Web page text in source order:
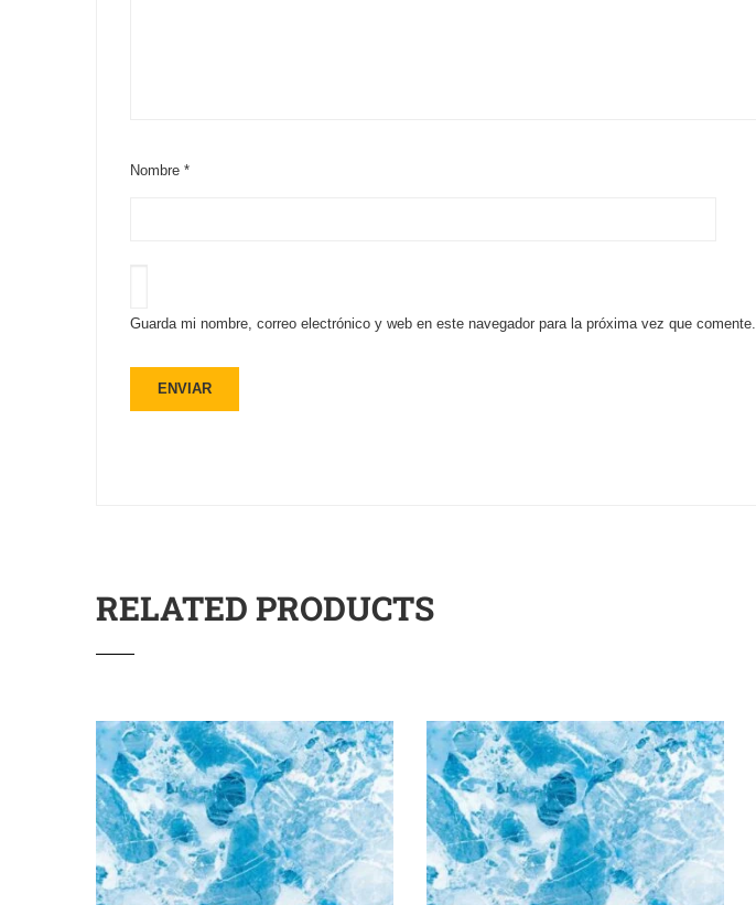
Nombre *
Guarda mi nombre, correo electrónico y web en este navegador para la próxima vez que comente.
RELATED PRODUCTS